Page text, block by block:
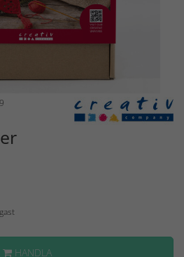
HANDLA